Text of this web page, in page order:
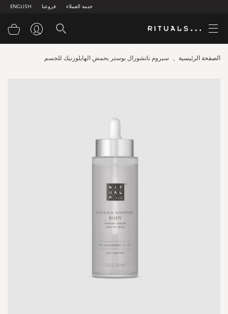
ENGLISH فروعنا خدمة العملاء
الصفحة الرئيسية سيروم ناتشورال بوستر بحمض الهايلورنيك للجسم